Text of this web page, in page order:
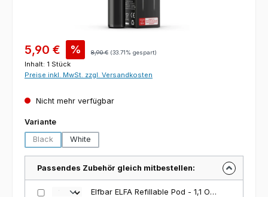
Verkaufspreis:
5,90 € % Regulärer Preis:
8,90 € (33.71% gespart)
Inhalt: 1 Stück
Preise inkl. MwSt. zzgl. Versandkosten
Nicht mehr verfügbar
Varianteauswählen
Black
(Diese Option ist zurzeit nicht verfügbar.)
White
Passendes Zubehör gleich mitbestellen:
Elfbar ELFA Refillable Pod - 1,1 Ohm - 2-er Packung